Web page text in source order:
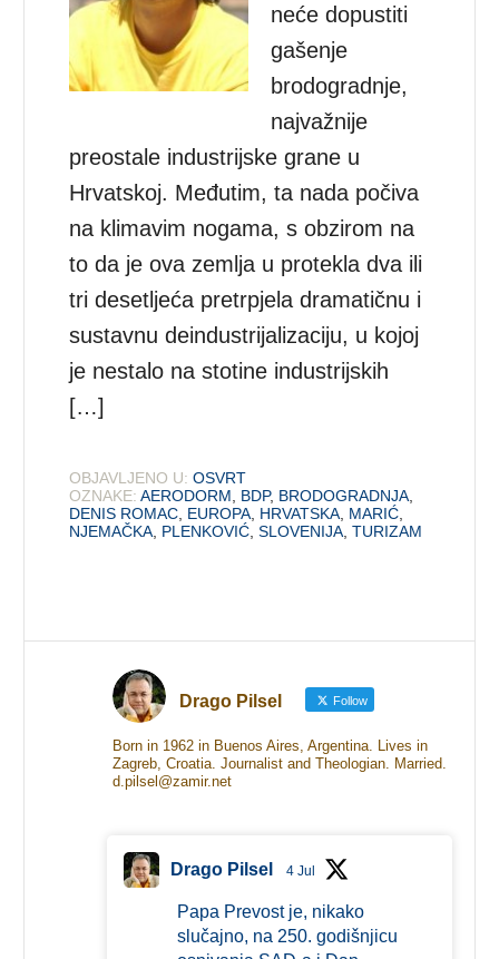
neće dopustiti
gašenje
brodogradnje,
najvažnije
preostale industrijske grane u
Hrvatskoj. Međutim, ta nada počiva
na klimavim nogama, s obzirom na
to da je ova zemlja u protekla dva ili
tri desetljeća pretrpjela dramatičnu i
sustavnu deindustrijalizaciju, u kojoj
je nestalo na stotine industrijskih
[…]
OBJAVLJENO U: OSVRT
OZNAKE: AERODORM BDP, BRODOGRADNJA
DENIS ROMAC EUROPA HRVATSKA MARIĆ
NJEMAČKA PLENKOVIĆ ,SLOVENIJA ,TURIZAM
Drago Pilsel Follow
Born in 1962 in Buenos Aires, Argentina. Lives in
Zagreb, Croatia. Journalist and Theologian. Married.
d.pilsel@zamir.net
Drago Pilsel 4 Jul
Papa Prevost je, nikako
slučajno, na 250. godišnjicu